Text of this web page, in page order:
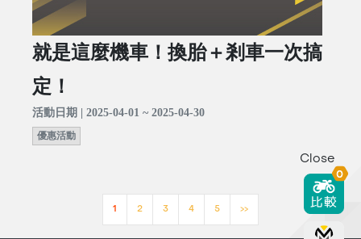
就是這麼機車！換胎＋剎車一次搞
定！
活動日期 | 2025-04-01 ~ 2025-04-30
優惠活動
1 2 3 4 5 >>
Close
0